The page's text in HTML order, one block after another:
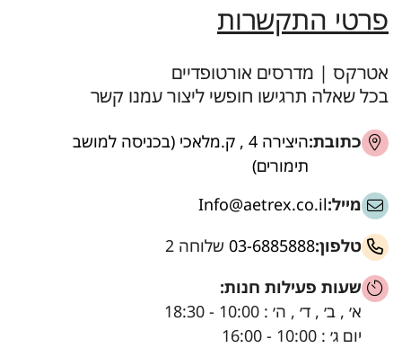
פרטי התקשרות
אטרקס | מדרסים אורטופדיים
בכל שאלה תרגישו חופשי ליצור עמנו קשר
כתובת:
היצירה 4 , ק.מלאכי (בכניסה למושב
תימורים)
מייל:Info@aetrex.co.il
טלפון:03-6885888 שלוחה 2
שעות פעילות חנות:
א׳ , ב׳ , ד׳ , ה׳ : 10:00 - 18:30
יום ג׳ : 10:00 - 16:00